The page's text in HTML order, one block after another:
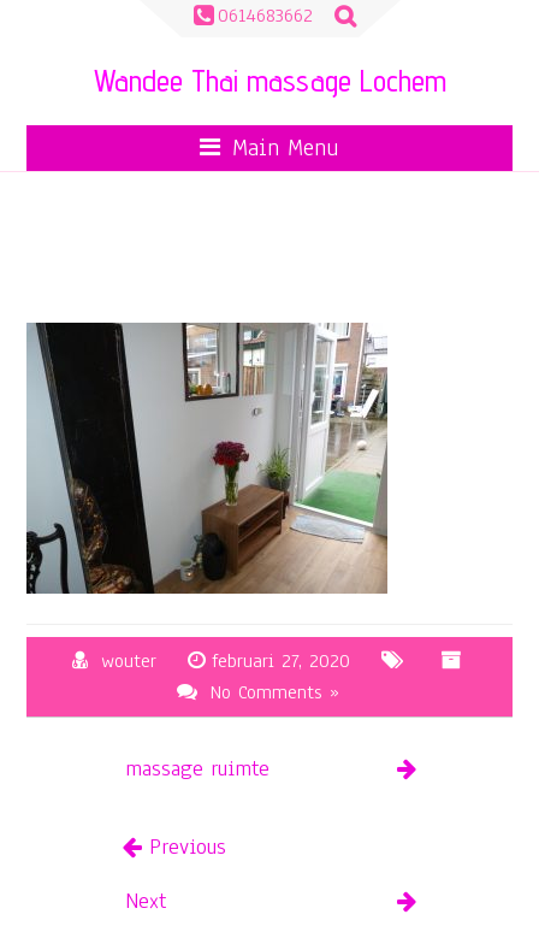
0614683662
Zoeken
naar:
Wandee Thai massage Lochem
Main Menu
wouter
februari 27, 2020
No Comments »
massage ruimte
Previous
Next